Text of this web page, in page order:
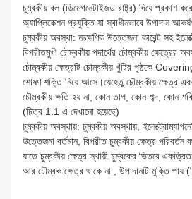
চুম্বকীয় বল (ডিমেগনেটাইজড রাষ্ট্র) দিয়ে প্রকাশ
অ্যাপ্লিকেশন প্রযুক্তি যা স্বাধীনভাবে উপাদান
চুম্বকীয় অবস্থা: তাত্ক্ষণিক উত্তেজনা কারেন্ট সহ
বিপরীতমুখী চৌম্বকীয় পদার্থের চৌম্বকীয় ক্ষেত্রের
চৌম্বকীয় ক্ষেত্রটি চৌম্বকীয় খুঁটির পৃষ্ঠকে
শোষণ শক্তি নিয়ে আসে।যেহেতু চৌম্বকীয় ক্ষেত্র
চৌম্বকীয় ক্ষতি হয় না, কোন তাপ, কোন শব্দ, কোন
(চিত্র 1.1 এ দেখানো হয়েছে)
চুম্বকীয় অবস্থায়: চুম্বকীয় অবস্থায়,
উত্তেজনা বর্তমান, বিপরীত চুম্বকীয় ক্ষেত্র পরিবর্তন
যাতে চুম্বকীয় ক্ষেত্র স্থায়ী চুম্বকের ভিতরে
আর চৌম্বক ক্ষেত্র থাকে না , উপাদানটি মুক্তি পায়